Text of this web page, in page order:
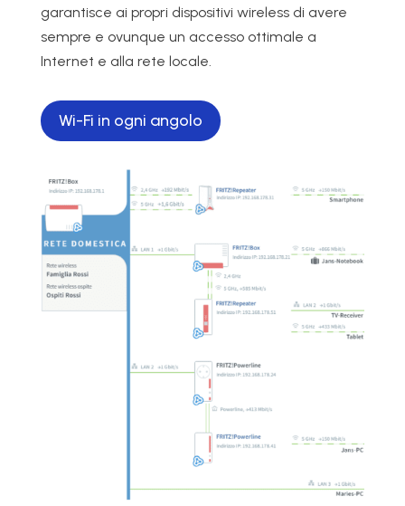
garantisce ai propri dispositivi wireless di avere
sempre e ovunque un accesso ottimale a
Internet e alla rete locale.
Wi-Fi in ogni angolo